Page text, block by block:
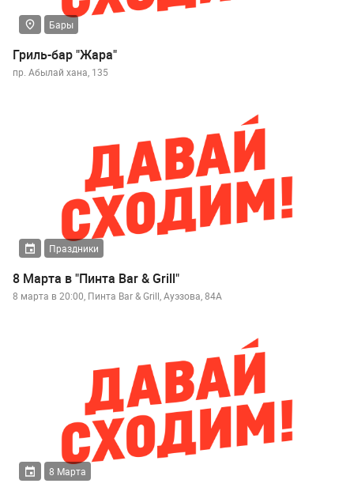
Бары
Гриль-бар "Жара"
пр. Абылай хана, 135
Праздники
8 Марта в "Пинта Bar & Grill"
8 марта в 20:00, Пинта Bar & Grill, Ауэзова, 84А
8 Марта